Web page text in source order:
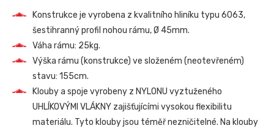
Konstrukce je vyrobena z kvalitního hliníku typu 6063,
šestihranný profil nohou rámu, Ø 45mm.
Váha rámu: 25kg.
Výška rámu (konstrukce) ve složeném (neotevřeném)
stavu: 155cm.
Klouby a spoje vyrobeny z NYLONU vyztuženého
UHLÍKOVÝMI VLÁKNY zajišťujícími vysokou flexibilitu
materiálu. Tyto klouby jsou téměř nezničitelné. Na klouby